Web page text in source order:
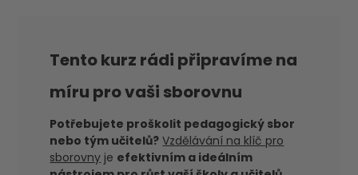
Tento kurz rádi připravíme na
míru pro vaši sborovnu
Potřebujete proškolit pedagogický sbor
nebo tým učitelů? Vzdělávání na klíč pro
sborovny je efektivním a ideálním